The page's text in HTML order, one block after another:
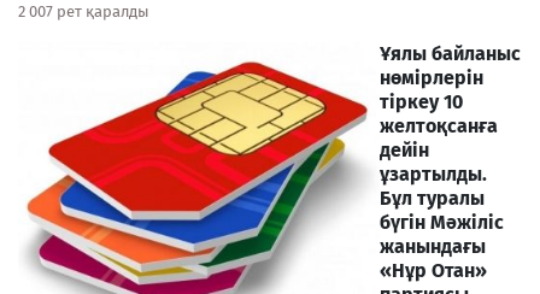
2 007 рет қаралды
Ұялы байланыс
нөмірлерін
тіркеу 10
желтоқсанға
дейін
ұзартылды.
Бұл туралы
бүгін Мәжіліс
жанындағы
«Нұр Отан»